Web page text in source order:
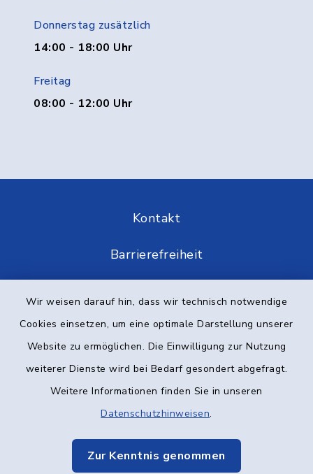
Wir weisen darauf hin, dass wir technisch notwendige
Cookies einsetzen, um eine optimale Darstellung unserer
Website zu ermöglichen. Die Einwilligung zur Nutzung
weiterer Dienste wird bei Bedarf gesondert abgefragt.
Weitere Informationen finden Sie in unseren
Datenschutzhinweisen.
Zur Kenntnis genommen
Donnerstag zusätzlich
14:00 - 18:00 Uhr
Freitag
08:00 - 12:00 Uhr
Kontakt
Barrierefreiheit
Impressum
Elektronische Kommunikation
Sitemap
Cookie-Einstellungen